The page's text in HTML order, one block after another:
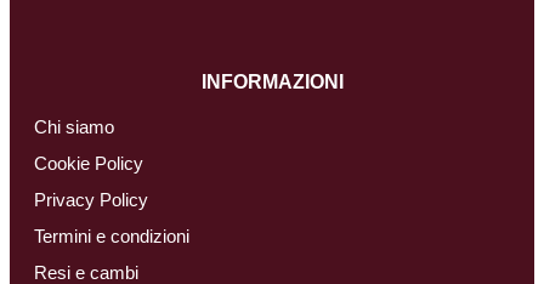
INFORMAZIONI
Chi siamo
Cookie Policy
Privacy Policy
Termini e condizioni
Resi e cambi